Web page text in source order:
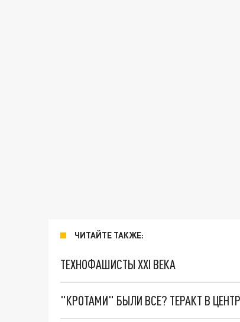
ЧИТАЙТЕ ТАКЖЕ:
ТЕХНОФАШИСТЫ XXI ВЕКА
"КРОТАМИ" БЫЛИ ВСЕ? ТЕРАКТ В